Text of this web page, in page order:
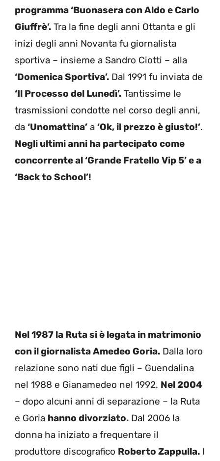
programma ‘Buonasera con Aldo e Carlo
Giuffrè’. Tra la fine degli anni Ottanta e gli
inizi degli anni Novanta fu giornalista
sportiva – insieme a Sandro Ciotti – alla
‘Domenica Sportiva’. Dal 1991 fu inviata de
‘Il Processo del Lunedì’. Tantissime le
trasmissioni condotte nel corso degli anni,
da ‘Unomattina’ a ‘Ok, il prezzo è giusto!’.
Negli ultimi anni ha partecipato come
concorrente al ‘Grande Fratello Vip 5’ e a
‘Back to School’!
Nel 1987 la Ruta si è legata in matrimonio
con il giornalista Amedeo Goria. Dalla loro
relazione sono nati due figli – Guendalina
nel 1988 e Gianamedeo nel 1992. Nel 2004
– dopo alcuni anni di separazione – la Ruta
e Goria hanno divorziato. Dal 2006 la
donna ha iniziato a frequentare il
produttore discografico Roberto Zappulla. I